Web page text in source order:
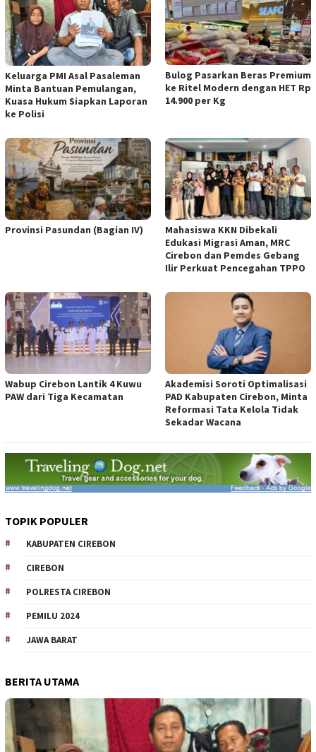
Keluarga PMI Asal Pasaleman
Minta Bantuan Pemulangan,
Kuasa Hukum Siapkan Laporan
ke Polisi
Bulog Pasarkan Beras Premium
ke Ritel Modern dengan HET Rp
14.900 per Kg
Provinsi Pasundan (Bagian IV)
Mahasiswa KKN Dibekali
Edukasi Migrasi Aman, MRC
Cirebon dan Pemdes Gebang
Ilir Perkuat Pencegahan TPPO
Wabup Cirebon Lantik 4 Kuwu
PAW dari Tiga Kecamatan
Akademisi Soroti Optimalisasi
PAD Kabupaten Cirebon, Minta
Reformasi Tata Kelola Tidak
Sekadar Wacana
TOPIK POPULER
KABUPATEN CIREBON
CIREBON
POLRESTA CIREBON
PEMILU 2024
JAWA BARAT
BERITA UTAMA